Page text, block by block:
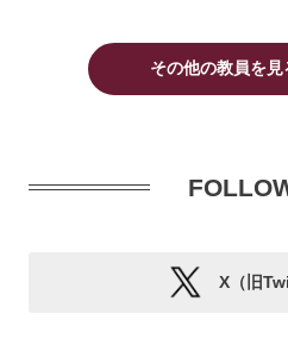
その他の教員を見
X（旧